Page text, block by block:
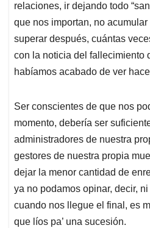
relaciones, ir dejando todo
que nos importan, no
superar después, cuántas
con la noticia del fallecimiento
habíamos acabado de ver
Ser conscientes de que nos
momento, debería ser
administradores de nuestra
gestores de nuestra propia
dejar la menor cantidad de
ya no podamos opinar, decir,
cuando nos llegue el final, es
que líos pa’ una sucesión.